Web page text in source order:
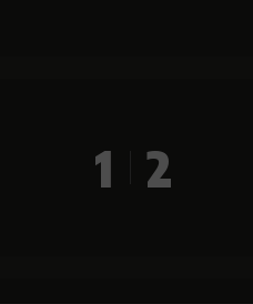
1 2